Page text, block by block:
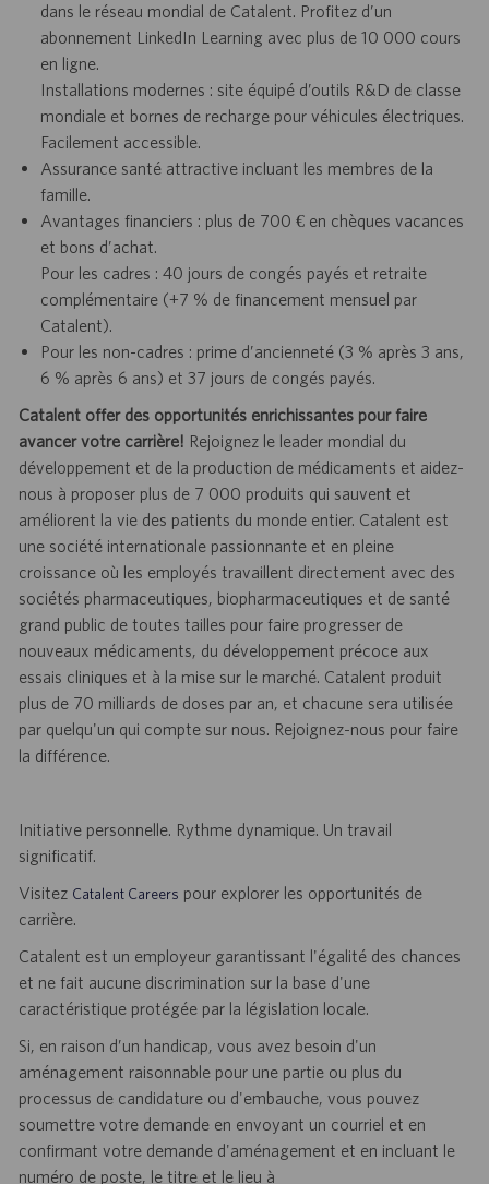
dans le réseau mondial de Catalent. Profitez d’un
abonnement LinkedIn Learning avec plus de 10 000 cours
en ligne.
Installations modernes : site équipé d’outils R&D de classe
mondiale et bornes de recharge pour véhicules électriques.
Facilement accessible.
Assurance santé attractive incluant les membres de la
famille.
Avantages financiers : plus de 700 € en chèques vacances
et bons d’achat.
Pour les cadres : 40 jours de congés payés et retraite
complémentaire (+7 % de financement mensuel par
Catalent).
Pour les non-cadres : prime d’ancienneté (3 % après 3 ans,
6 % après 6 ans) et 37 jours de congés payés.
Catalent offer des opportunités enrichissantes pour faire
avancer votre carrière! Rejoignez le leader mondial du
développement et de la production de médicaments et aidez-
nous à proposer plus de 7 000 produits qui sauvent et
améliorent la vie des patients du monde entier. Catalent est
une société internationale passionnante et en pleine
croissance où les employés travaillent directement avec des
sociétés pharmaceutiques, biopharmaceutiques et de santé
grand public de toutes tailles pour faire progresser de
nouveaux médicaments, du développement précoce aux
essais cliniques et à la mise sur le marché. Catalent produit
plus de 70 milliards de doses par an, et chacune sera utilisée
par quelqu'un qui compte sur nous. Rejoignez-nous pour faire
la différence.
Initiative personnelle. Rythme dynamique. Un travail
significatif.
Visitez Catalent Careers pour explorer les opportunités de
carrière.
Catalent est un employeur garantissant l'égalité des chances
et ne fait aucune discrimination sur la base d'une
caractéristique protégée par la législation locale.
Si, en raison d’un handicap, vous avez besoin d'un
aménagement raisonnable pour une partie ou plus du
processus de candidature ou d'embauche, vous pouvez
soumettre votre demande en envoyant un courriel et en
confirmant votre demande d'aménagement et en incluant le
numéro de poste, le titre et le lieu à